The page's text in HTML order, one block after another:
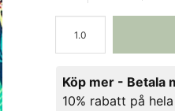
Köp mer - Betala
10% rabatt på